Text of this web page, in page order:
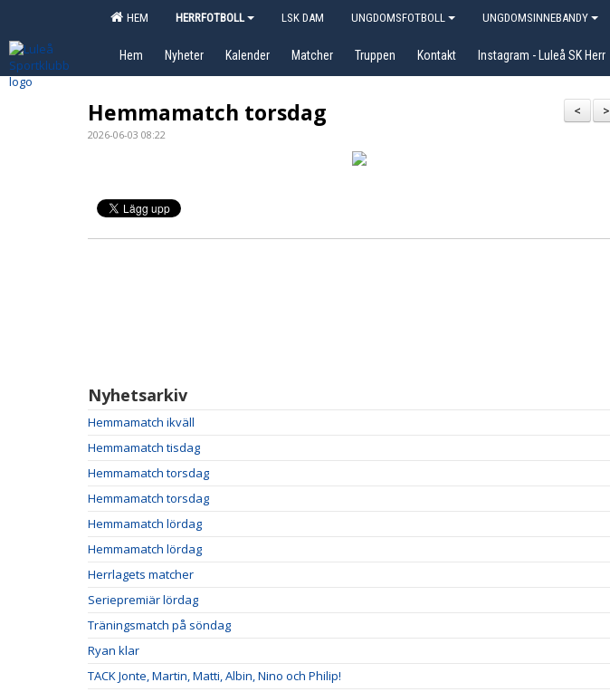
HEM HERRFOTBOLL LSK DAM UNGDOMSFOTBOLL UNGDOMSINNEBANDY
Hem Nyheter Kalender Matcher Truppen Kontakt Instagram - Luleå SK Herr
>
<
Hemmamatch torsdag
2026-06-03 08:22
Nyhetsarkiv
Hemmamatch ikväll
Hemmamatch tisdag
Hemmamatch torsdag
Hemmamatch torsdag
Hemmamatch lördag
Hemmamatch lördag
Herrlagets matcher
Seriepremiär lördag
Träningsmatch på söndag
Ryan klar
TACK Jonte, Martin, Matti, Albin, Nino och Philip!